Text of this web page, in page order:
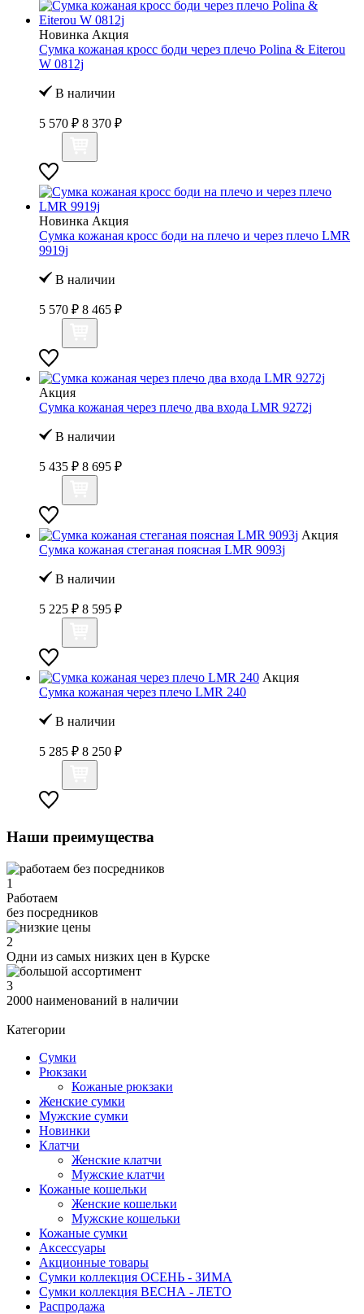
Новинка Акция
Сумка кожаная кросс боди через плечо Polina & Eiterou
W 0812j
В наличии
5 570 ₽ 8 370 ₽
Новинка Акция
Сумка кожаная кросс боди на плечо и через плечо LMR
9919j
В наличии
5 570 ₽ 8 465 ₽
Акция
Сумка кожаная через плечо два входа LMR 9272j
В наличии
5 435 ₽ 8 695 ₽
Акция
Сумка кожаная стеганая поясная LMR 9093j
В наличии
5 225 ₽ 8 595 ₽
Акция
Сумка кожаная через плечо LMR 240
В наличии
5 285 ₽ 8 250 ₽
Наши преимущества
1
Работаем
без посредников
2
Одни из самых низких цен в Курске
3
2000 наименований в наличии
Категории
Сумки
Рюкзаки
Кожаные рюкзаки
Женские сумки
Мужские сумки
Новинки
Клатчи
Женские клатчи
Мужские клатчи
Кожаные кошельки
Женские кошельки
Мужские кошельки
Кожаные сумки
Аксессуары
Акционные товары
Сумки коллекция ОСЕНЬ - ЗИМА
Сумки коллекция ВЕСНА - ЛЕТО
Распродажа